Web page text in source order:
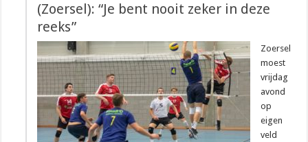
(Zoersel): “Je bent nooit zeker in deze
reeks”
Zoersel
moest
vrijdag
avond
op
eigen
veld